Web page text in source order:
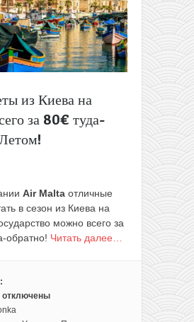
из Киева на
за 80€ туда-
Air Malta отличные
в сезон из Киева на
можно всего за
обратно! Читать далее…
отключены